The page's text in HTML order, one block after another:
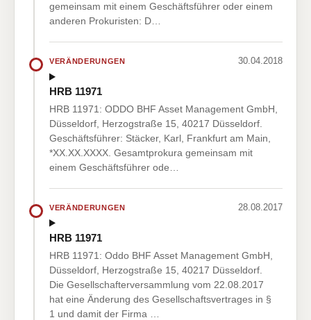
gemeinsam mit einem Geschäftsführer oder einem
anderen Prokuristen: D…
VERÄNDERUNGEN 30.04.2018
HRB 11971
HRB 11971: ODDO BHF Asset Management GmbH,
Düsseldorf, Herzogstraße 15, 40217 Düsseldorf.
Geschäftsführer: Stäcker, Karl, Frankfurt am Main,
*XX.XX.XXXX. Gesamtprokura gemeinsam mit
einem Geschäftsführer ode…
VERÄNDERUNGEN 28.08.2017
HRB 11971
HRB 11971: Oddo BHF Asset Management GmbH,
Düsseldorf, Herzogstraße 15, 40217 Düsseldorf.
Die Gesellschafterversammlung vom 22.08.2017
hat eine Änderung des Gesellschaftsvertrages in §
1 und damit der Firma …